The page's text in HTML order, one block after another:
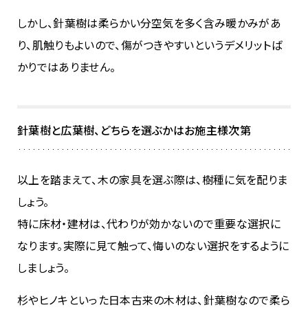
しかし、針葉樹は柔らかい分空気を多く含み暖かみがあ
り、肌触りもよいので、傷がつきやすいというデメリットば
かりではありません。
針葉樹と広葉樹、どちらを選ぶかはお施主様次第
以上を踏まえて、木の家具を選ぶ際は、樹種に気を配りま
しょう。
特に床材・建材は、代わりが効かないので重要な選択に
なります。実際に見て触って、悔いのない選択をするように
しましょう。
杉やヒノキといった日本古来の木材は、針葉樹なので柔ら